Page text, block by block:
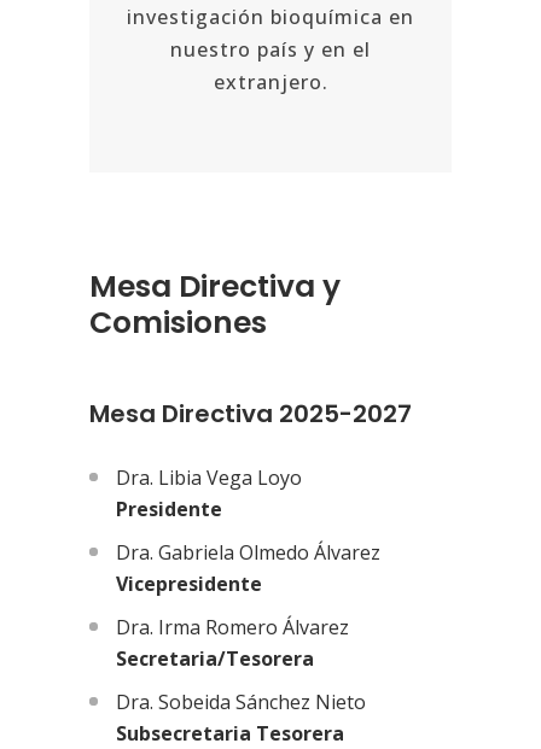
investigación bioquímica en
nuestro país y en el
extranjero.
Mesa Directiva y
Comisiones
Mesa Directiva 2025-2027
Dra. Libia Vega Loyo
Presidente
Dra. Gabriela Olmedo Álvarez
Vicepresidente
Dra. Irma Romero Álvarez
Secretaria/Tesorera
Dra. Sobeida Sánchez Nieto
Subsecretaria Tesorera